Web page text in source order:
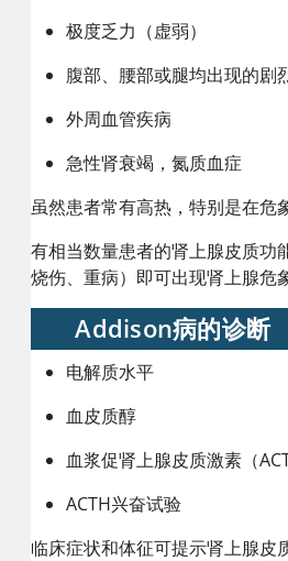
极度乏力（虚弱）
腹部、腰部或腿均出现的剧
外周血管疾病
急性肾衰竭，氮质血症
虽然患者常有高热，特别是在危
有相当数量患者的肾上腺皮质功
烧伤、重病）即可出现肾上腺危
Addison病的诊断
电解质水平
血 皮质醇
血浆促肾上腺皮质激素（
ACTH兴奋试验
临床症状和体征可提示肾上腺皮